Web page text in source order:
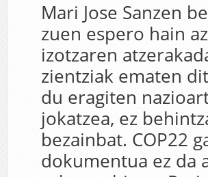
Mari Jose Sanzen
zuen espero hain
izotzaren
zientziak ematen
du eragiten
jokatzea, ez
bezainbat. COP22
dokumentua ez da